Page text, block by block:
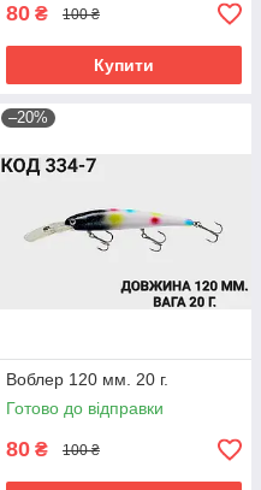
80 ₴ 100 ₴
Купити
–20%
Воблер 120 мм. 20 г.
Готово до відправки
80 ₴ 100 ₴